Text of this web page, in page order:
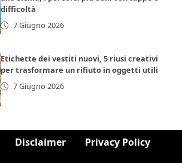
difficoltà
7 Giugno 2026
Etichette dei vestiti nuovi, 5 riusi creativi
per trasformare un rifiuto in oggetti utili
7 Giugno 2026
Disclaimer Privacy Policy